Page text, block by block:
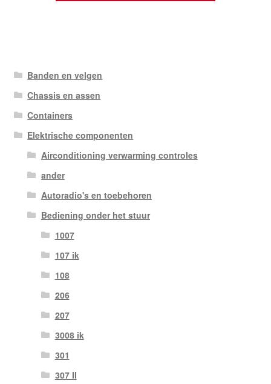
Banden en velgen
Chassis en assen
Containers
Elektrische componenten
Airconditioning verwarming controles
ander
Autoradio's en toebehoren
Bediening onder het stuur
1007
107 ik
108
206
207
3008 ik
301
307 II